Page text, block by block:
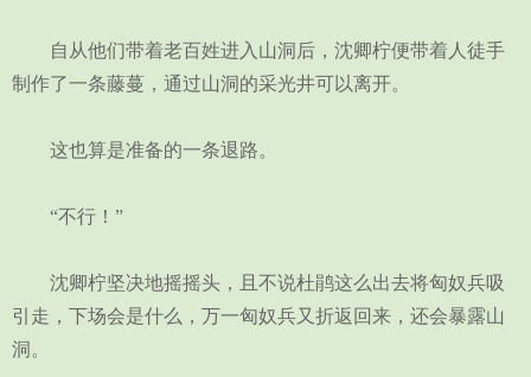
自从他们带着老百姓进入山洞后，沈卿柠便带着人徒手
制作了一条藤蔓，通过山洞的采光井可以离开。
这也算是准备的一条退路。
“不行！”
沈卿柠坚决地摇摇头，且不说杜鹃这么出去将匈奴兵吸
引走，下场会是什么，万一匈奴兵又折返回来，还会暴露山
洞。